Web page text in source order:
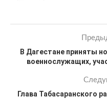
В Дагестане приняты
военнослужащих,
Глава Табасаранского